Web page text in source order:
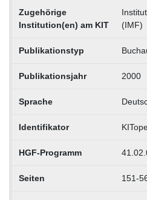
Zugehörige
Institution(en) am KIT
(IMF)
Publikationstyp
Publikationsjahr 2000
Sprache
Identifikator
HGF-Programm
Seiten 151-